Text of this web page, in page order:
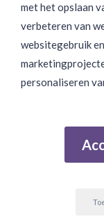
Binnen 24 uur
Join Onze
met het opslaan
verbeteren van
websitegebruik
personaliseren